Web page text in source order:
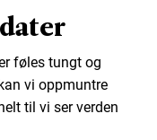
føles tungt og
vi oppmuntre
til vi ser verden